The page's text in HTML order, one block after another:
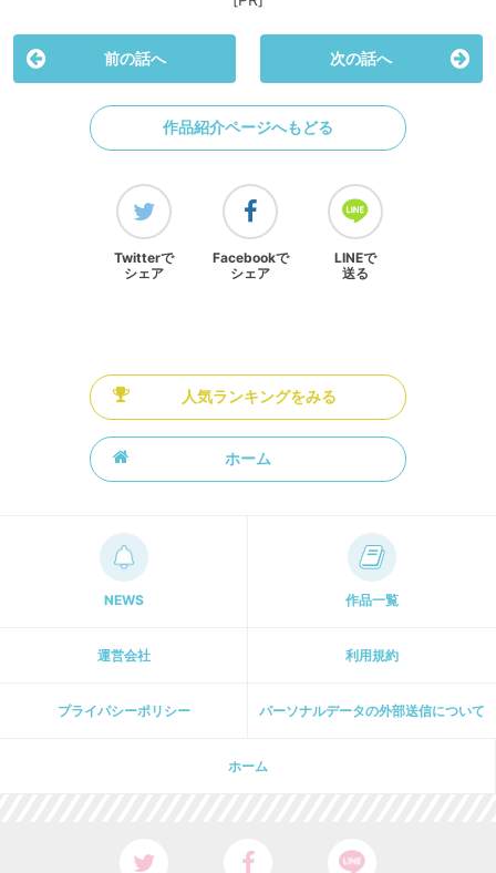
前の話へ 次の話へ
作品紹介ページへもどる
Twitterで
シェア
Facebookで
シェア
LINEで
送る
人気ランキングをみる
ホーム
NEWS 作品一覧
運営会社 利用規約
プライパシーポリシー パーソナルデータの外部送信について
ホーム